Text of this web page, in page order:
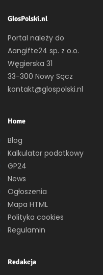
GlosPolski.nl
Portal należy do
Aangifte24 sp. z o.o.
Węgierska 31
33-300 Nowy Sącz
kontakt@glospolski.nl
Home
Blog
Kalkulator podatkowy
GP24
News
Ogłoszenia
Mapa HTML
Polityka cookies
Regulamin
Redakcja